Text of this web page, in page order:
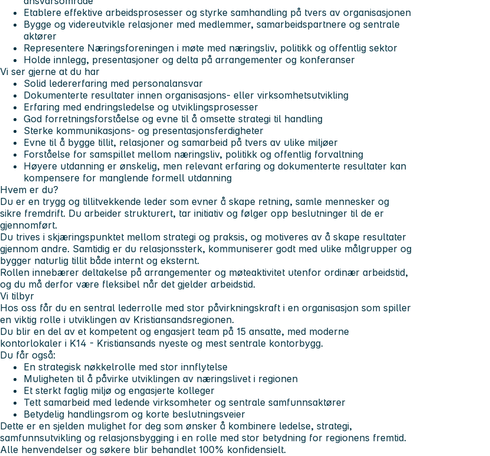
Etablere effektive arbeidsprosesser og styrke samhandling på tvers av organisasjonen
Bygge og videreutvikle relasjoner med medlemmer, samarbeidspartnere og sentrale
aktører
Representere Næringsforeningen i møte med næringsliv, politikk og offentlig sektor
Holde innlegg, presentasjoner og delta på arrangementer og konferanser
Vi ser gjerne at du har
Solid ledererfaring med personalansvar
Dokumenterte resultater innen organisasjons- eller virksomhetsutvikling
Erfaring med endringsledelse og utviklingsprosesser
God forretningsforståelse og evne til å omsette strategi til handling
Sterke kommunikasjons- og presentasjonsferdigheter
Evne til å bygge tillit, relasjoner og samarbeid på tvers av ulike miljøer
Forståelse for samspillet mellom næringsliv, politikk og offentlig forvaltning
Høyere utdanning er ønskelig, men relevant erfaring og dokumenterte resultater kan
kompensere for manglende formell utdanning
Hvem er du?
Du er en trygg og tillitvekkende leder som evner å skape retning, samle mennesker og
sikre fremdrift. Du arbeider strukturert, tar initiativ og følger opp beslutninger til de er
gjennomført.
Du trives i skjæringspunktet mellom strategi og praksis, og motiveres av å skape resultater
gjennom andre. Samtidig er du relasjonssterk, kommuniserer godt med ulike målgrupper og
bygger naturlig tillit både internt og eksternt.
Rollen innebærer deltakelse på arrangementer og møteaktivitet utenfor ordinær arbeidstid,
og du må derfor være fleksibel når det gjelder arbeidstid.
Vi tilbyr
Hos oss får du en sentral lederrolle med stor påvirkningskraft i en organisasjon som spiller
en viktig rolle i utviklingen av Kristiansandsregionen.
Du blir en del av et kompetent og engasjert team på 15 ansatte, med moderne
kontorlokaler i K14 - Kristiansands nyeste og mest sentrale kontorbygg.
Du får også:
En strategisk nøkkelrolle med stor innflytelse
Muligheten til å påvirke utviklingen av næringslivet i regionen
Et sterkt faglig miljø og engasjerte kolleger
Tett samarbeid med ledende virksomheter og sentrale samfunnsaktører
Betydelig handlingsrom og korte beslutningsveier
Dette er en sjelden mulighet for deg som ønsker å kombinere ledelse, strategi,
samfunnsutvikling og relasjonsbygging i en rolle med stor betydning for regionens fremtid.
Alle henvendelser og søkere blir behandlet 100% konfidensielt.